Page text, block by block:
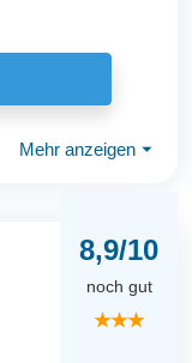
Mehr anzeigen ⏷
8,9/10
noch gut
★★★